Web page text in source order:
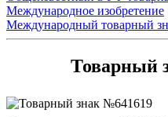
Международное изобретение
Международный товарный
Товарный